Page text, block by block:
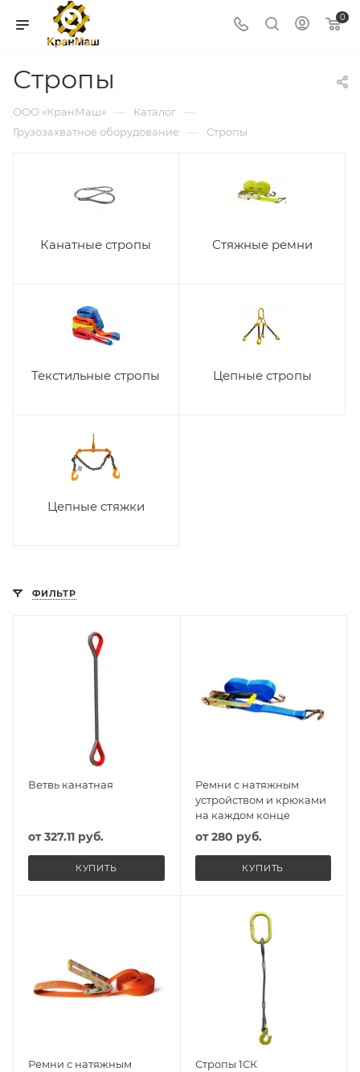
0
Стропы
ООО «КранМаш» — Каталог —
Грузозахватное оборудование — Стропы
Канатные стропы Стяжные ремни
Текстильные стропы Цепные стропы
Цепные стяжки
ФИЛЬТР
Ветвь канатная
от327.11 руб.
КУПИТЬ
Ремни с натяжным
устройством и крюками
на каждом конце
от280 руб.
КУПИТЬ
Ремни с натяжным
Стропы 1СК